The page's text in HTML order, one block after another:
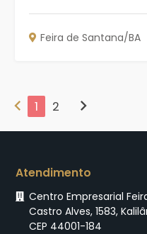
Feira de Santana/BA
chevron_left 1 2 chevron_right
Atendimento
Centro Empresarial
Castro Alves, 1583,
CEP 44001-184